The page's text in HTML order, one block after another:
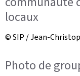
locaux
© SIP / Jean-
Photo de